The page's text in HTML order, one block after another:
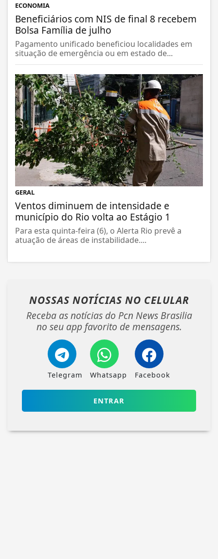
ECONOMIA
Beneficiários com NIS de final 8 recebem
Bolsa Família de julho
Pagamento unificado beneficiou localidades em
situação de emergência ou em estado de...
GERAL
Ventos diminuem de intensidade e
município do Rio volta ao Estágio 1
Para esta quinta-feira (6), o Alerta Rio prevê a
atuação de áreas de instabilidade....
NOSSAS NOTÍCIAS NO CELULAR
Receba as notícias do Pcn News Brasilia
no seu app favorito de mensagens.
Telegram Whatsapp Facebook
ENTRAR